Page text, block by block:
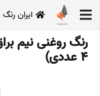
ایران رنگ
4 عددی)